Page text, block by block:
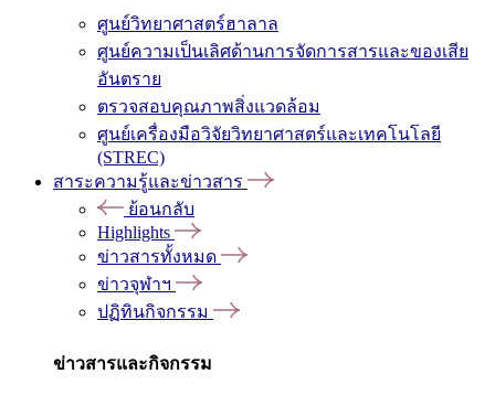
ศูนย์วิทยาศาสตร์ฮาลาล
ศูนย์ความเป็นเลิศด้านการจัดการสารและของเสีย
อันตราย
ตรวจสอบคุณภาพสิ่งแวดล้อม
ศูนย์เครื่องมือวิจัยวิทยาศาสตร์และเทคโนโลยี
(STREC)
สาระความรู้และข่าวสาร
ย้อนกลับ
Highlights
ข่าวสารทั้งหมด
ข่าวจุฬาฯ
ปฏิทินกิจกรรม
ข่าวสารและกิจกรรม